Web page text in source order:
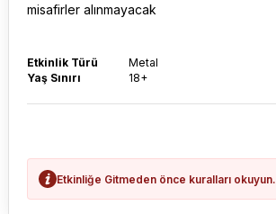
misafirler alınmayacak
Etkinlik Türü
Metal
Yaş Sınırı
18+
Etkinliğe Gitmeden önce kuralları okuyun.